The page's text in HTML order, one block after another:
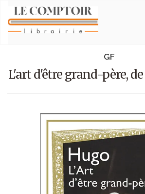
GF
L'art d'être grand-père,